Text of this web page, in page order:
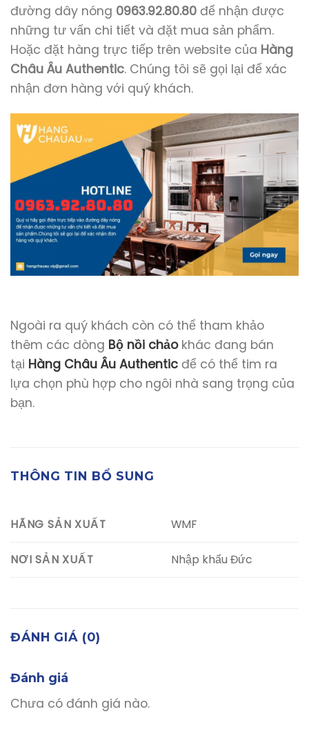
đường dây nóng 0963.92.80.80 để nhận được
những tư vấn chi tiết và đặt mua sản phẩm.
Hoặc đặt hàng trực tiếp trên website của Hàng
Châu Âu Authentic. Chúng tôi sẽ gọi lại để xác
nhận đơn hàng với quý khách.
Ngoài ra quý khách còn có thể tham khảo
thêm các dòng Bộ nồi chảokhác đang bán
tại Hàng Châu Âu Authentic để có thể tim ra
lựa chọn phù hợp cho ngôi nhà sang trọng của
bạn.
THÔNG TIN BỔ SUNG
HÃNG SẢN XUẤT WMF
NƠI SẢN XUẤT Nhập khẩu Đức
ĐÁNH GIÁ (0)
Đánh giá
Chưa có đánh giá nào.